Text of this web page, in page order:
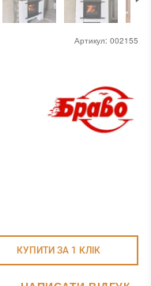
Артикул: 002155
КУПИТИ ЗА 1 КЛIК